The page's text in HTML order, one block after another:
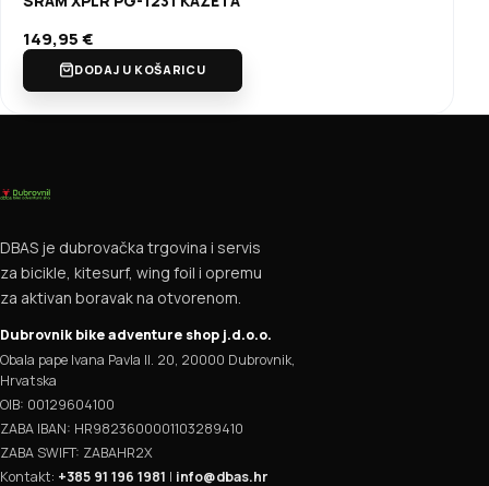
149,95€
DODAJ U KOŠARICU
DBAS je dubrovačka trgovina i servis
za bicikle, kitesurf, wing foil i opremu
za aktivan boravak na otvorenom.
Dubrovnik bike adventure shop j.d.o.o.
Obala pape Ivana Pavla II. 20, 20000 Dubrovnik,
Hrvatska
OIB: 00129604100
ZABA IBAN: HR9823600001103289410
ZABA SWIFT: ZABAHR2X
Kontakt: +385 91 196 1981 | info@dbas.hr